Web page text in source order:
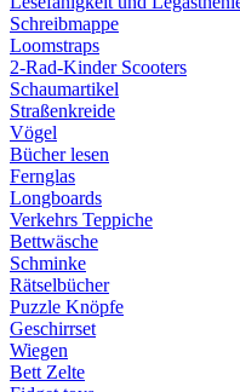
Schreibmappe
Loomstraps
2-Rad-Kinder Scooters
Schaumartikel
Straßenkreide
Vögel
Bücher lesen
Fernglas
Longboards
Verkehrs Teppiche
Bettwäsche
Schminke
Rätselbücher
Puzzle Knöpfe
Geschirrset
Wiegen
Bett Zelte